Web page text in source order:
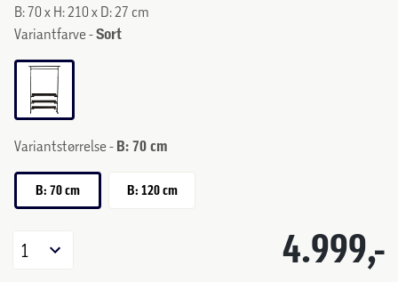
B: 70 x H: 210 x D: 27 cm
Variantfarve -Sort
Variantstørrelse - B: 70 cm
B: 70 cm B: 120 cm
4.999,-
1